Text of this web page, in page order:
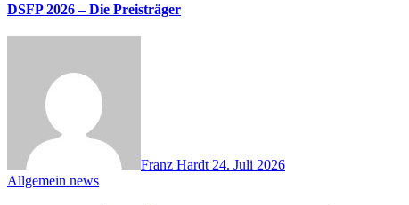
DSFP 2026 – Die Preisträger
Franz Hardt 24. Juli 2026
Allgemein news